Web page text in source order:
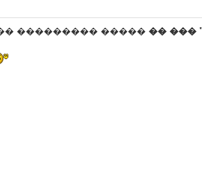
��������� ����� �� ���